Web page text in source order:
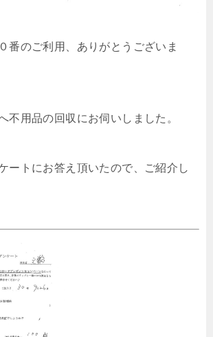
番のご利用、ありがとうございま
不用品の回収にお伺いしました。
ートにお答え頂いたので、ご紹介し